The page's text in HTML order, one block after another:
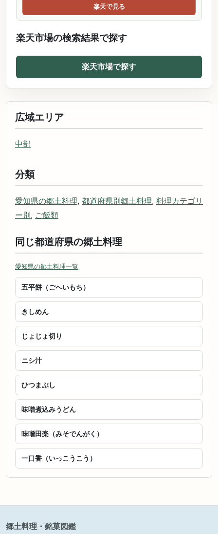
楽天で見る
楽天市場の検索結果で探す
楽天市場で探す
広域エリア
中部
分類
愛知県の郷土料理, 都道府県別郷土料理, 料理カテゴリ
ー別, ご飯類
同じ都道府県の郷土料理
愛知県の郷土料理一覧
五平餅（ごへいもち）
きしめん
じょじょ切り
ニシ汁
ひつまぶし
味噌煮込みうどん
味噌田楽（みそでんがく）
一口香（いっこうこう）
郷土料理・銘菓図鑑